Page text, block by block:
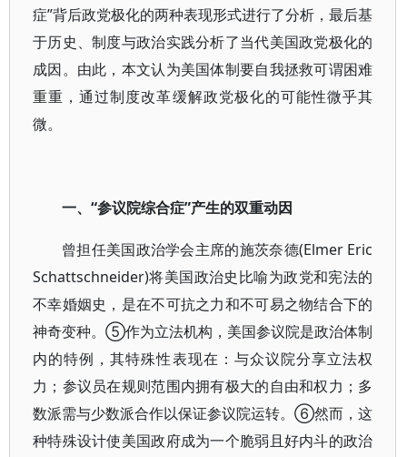
症”背后政党极化的两种表现形式进行了分析，最后基
于历史、制度与政治实践分析了当代美国政党极化的
成因。由此，本文认为美国体制要自我拯救可谓困难
重重，通过制度改革缓解政党极化的可能性微乎其
微。
一、“参议院综合症”产生的双重动因
曾担任美国政治学会主席的施茨奈德(Elmer Eric
Schattschneider)将美国政治史比喻为政党和宪法的
不幸婚姻史，是在不可抗之力和不可易之物结合下的
神奇变种。⑤作为立法机构，美国参议院是政治体制
内的特例，其特殊性表现在：与众议院分享立法权
力；参议员在规则范围内拥有极大的自由和权力；多
数派需与少数派合作以保证参议院运转。⑥然而，这
种特殊设计使美国政府成为一个脆弱且好内斗的政治